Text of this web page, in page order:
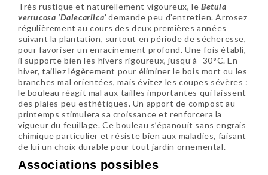
Très rustique et naturellement vigoureux, le Betula
verrucosa ‘Dalecarlica’ demande peu d’entretien. Arrosez
régulièrement au cours des deux premières années
suivant la plantation, surtout en période de sécheresse,
pour favoriser un enracinement profond. Une fois établi,
il supporte bien les hivers rigoureux, jusqu’à -30°C. En
hiver, taillez légèrement pour éliminer le bois mort ou les
branches mal orientées, mais évitez les coupes sévères :
le bouleau réagit mal aux tailles importantes qui laissent
des plaies peu esthétiques. Un apport de compost au
printemps stimulera sa croissance et renforcera la
vigueur du feuillage. Ce bouleau s’épanouit sans engrais
chimique particulier et résiste bien aux maladies, faisant
de lui un choix durable pour tout jardin ornemental.
Associations possibles